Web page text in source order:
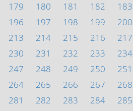
179 180 181 182 183
196 197 198 199 200
213 214 215 216 217
230 231 232 233 234
247 248 249 250 251
264 265 266 267 268
281 282 283 284 285